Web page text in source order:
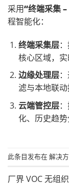
采用“终端采集
程智能化：
终端采集层
核心区域，实
边缘处理层
滤与本地联动
云端管控层
化、历史趋
此条目发布在 解决
厂界 VOC 无组